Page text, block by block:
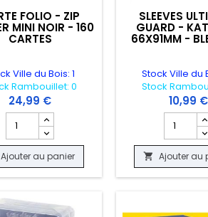
PT SHIELD - 63X88MM - CLEAR MATTE
FOLIO - ZIP
MINI NOIR - 160
CARTES
Ville du Bois: 1
Rambouillet: 0
24,99 €
Champ quantité du produit PORTE FOLIO - ZIP
Ajouter au panier
SLEEVES
GUARD -
66X91MM -
Stock Ville du
Stock
10,99 €
Champ
 Ajouter au